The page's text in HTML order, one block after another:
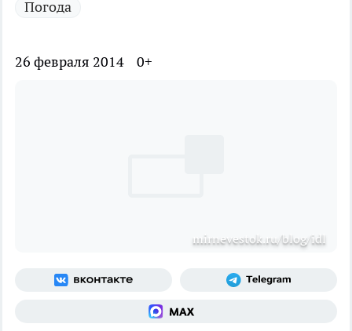
Погода
26 февраля 2014 0+
mirnevestok.ru/blog/idl